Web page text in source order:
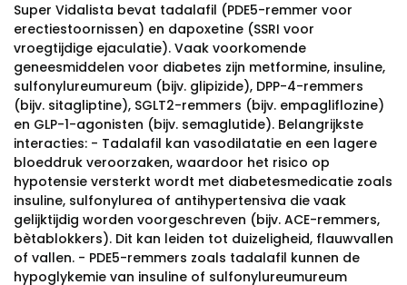
Super Vidalista bevat tadalafil (PDE5-remmer voor
erectiestoornissen) en dapoxetine (SSRI voor
vroegtijdige ejaculatie). Vaak voorkomende
geneesmiddelen voor diabetes zijn metformine, insuline,
sulfonylureumureum (bijv. glipizide), DPP-4-remmers
(bijv. sitagliptine), SGLT2-remmers (bijv. empagliflozine)
en GLP-1-agonisten (bijv. semaglutide). Belangrijkste
interacties: - Tadalafil kan vasodilatatie en een lagere
bloeddruk veroorzaken, waardoor het risico op
hypotensie versterkt wordt met diabetesmedicatie zoals
insuline, sulfonylurea of antihypertensiva die vaak
gelijktijdig worden voorgeschreven (bijv. ACE-remmers,
bètablokkers). Dit kan leiden tot duizeligheid, flauwvallen
of vallen. - PDE5-remmers zoals tadalafil kunnen de
hypoglykemie van insuline of sulfonylureumureum